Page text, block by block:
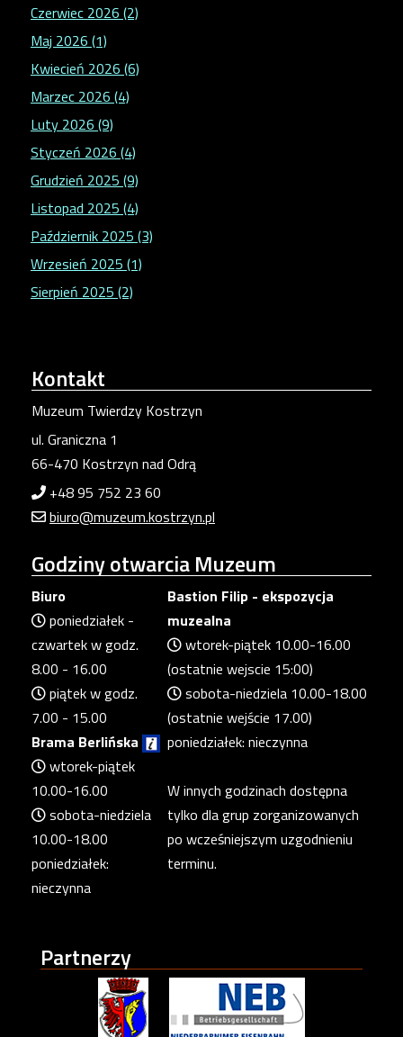
Czerwiec 2026 (2)
Maj 2026 (1)
Kwiecień 2026 (6)
Marzec 2026 (4)
Luty 2026 (9)
Styczeń 2026 (4)
Grudzień 2025 (9)
Listopad 2025 (4)
Październik 2025 (3)
Wrzesień 2025 (1)
Sierpień 2025 (2)
Kontakt
Muzeum Twierdzy Kostrzyn
ul. Graniczna 1
66-470 Kostrzyn nad Odrą
+48 95 752 23 60
biuro@muzeum.kostrzyn.pl
Godzinyotwarcia Muzeum
Biuro
poniedziałek -
czwartek w godz.
8.00 - 16.00
piątek w godz.
7.00 - 15.00
Brama Berlińska
wtorek-piątek
10.00-16.00
sobota-niedziela
10.00-18.00
poniedziałek:
nieczynna
Bastion Filip - ekspozycja
muzealna
wtorek-piątek 10.00-16.00
(ostatnie wejscie 15:00)
sobota-niedziela 10.00-18.00
(ostatnie wejście 17.00)
poniedziałek: nieczynna
W innych godzinach dostępna
tylko dla grup zorganizowanych
po wcześniejszym uzgodnieniu
terminu.
Partnerzy